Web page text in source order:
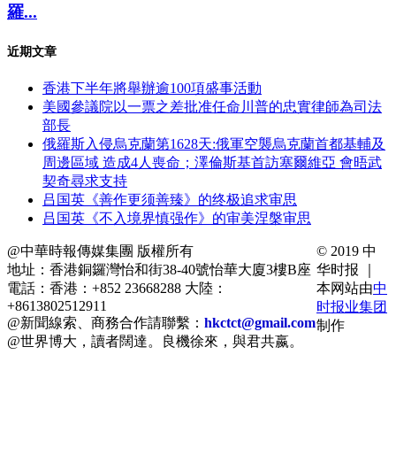
羅...
近期文章
香港下半年將舉辦逾100項盛事活動
美國參議院以一票之差批准任命川普的忠實律師為司法
部長
俄羅斯入侵烏克蘭第1628天:俄軍空襲烏克蘭首都基輔及
周邊區域 造成4人喪命；澤倫斯基首訪塞爾維亞 會晤武
契奇尋求支持
吕国英《善作更须善臻》的终极追求审思
吕国英《不入境界慎强作》的审美涅槃审思
@中華時報傳媒集團 版權所有
地址：香港銅鑼灣怡和街38-40號怡華大廈3樓B座
電話：香港：+852 23668288 大陸：
+8613802512911
@新聞線索、商務合作請聯繫： hkctct@gmail.com
@世界博大，讀者闊達。良機徐來，與君共嬴。
© 2019 中
华时报 ｜
本网站由中
时报业集团
制作